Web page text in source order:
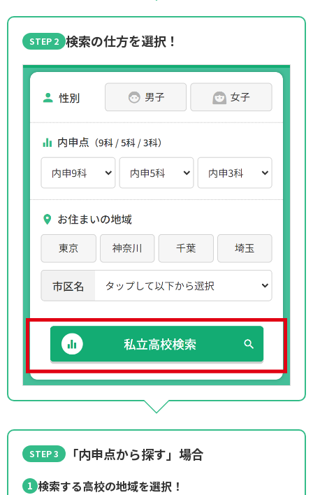
STEP 2 検索の仕方を選択！
STEP 3 「内申点から探す」場合
検索する高校の地域を選択！